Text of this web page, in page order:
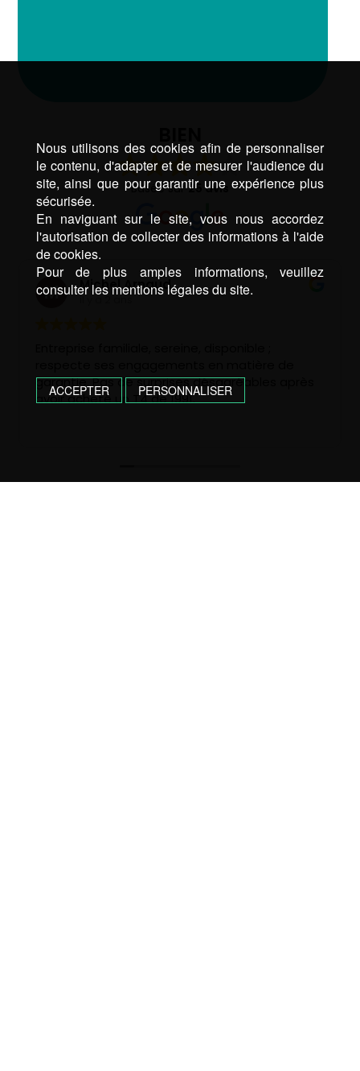
Basée sur25 avis
Michel Arnaud
il y a 2 ans
garantie. Pas de surprises désagréables après
avoir acheté un T4 de 1991.
Nous utilisons des cookies afin de personnaliser
le contenu, d'adapter et de mesurer l'audience du
site, ainsi que pour garantir une expérience plus
sécurisée.
En naviguant sur le site, vous nous accordez
l'autorisation de collecter des informations à l'aide
de cookies.
Pour de plus amples informations, veuillez
consulter les mentions légales du site.
ACCEPTER PERSONNALISER